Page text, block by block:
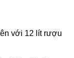
với 12 lít rượu